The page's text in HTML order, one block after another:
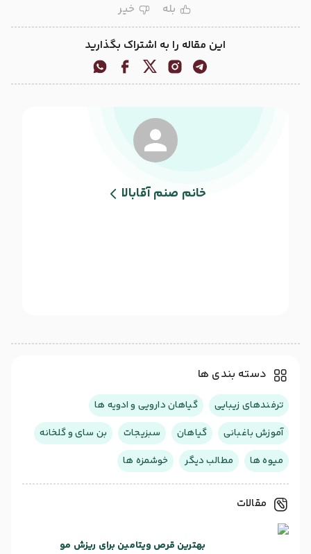
بله
خیر
این مقاله را به اشتراک بگذارید
خانم صنم آقابالا
دسته بندی ها
ترفندهای زیبایی
گیاهان دارویی و ادویه ها
آموزش باغبانی
گیاهان سبزیجات
بن سای و گلخانه
میوه ها
مطالب دیگر خوشمزه ها
مقالات
بهترین قرص ویتامین برای ریزش مو